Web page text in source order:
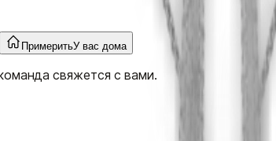
ПримеритьУ вас дома
свяжется с вами.